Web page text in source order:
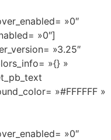
»0″
»0″]
»3.25″
»{} »
»#FFFFFF »
»0″